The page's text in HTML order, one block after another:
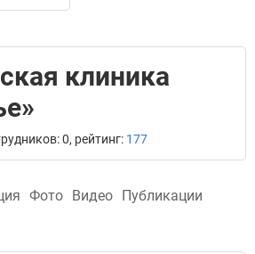
клиника
0, рейтинг: 177
Фото Видео Публикации